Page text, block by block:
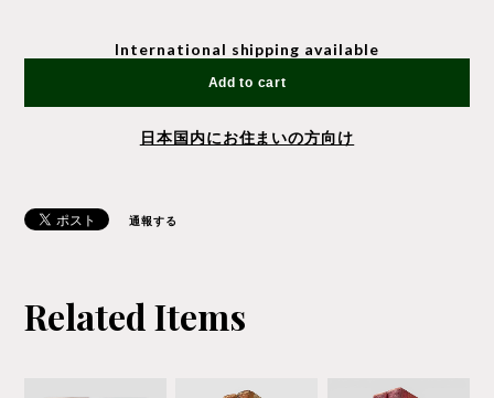
International shipping available
Add to cart
日本国内にお住まいの方向け
通報する
Related Items